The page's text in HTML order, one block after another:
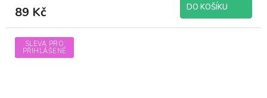
89 Kč DO KOŠÍKU
SLEVA PRO
PŘIHLÁŠENÉ